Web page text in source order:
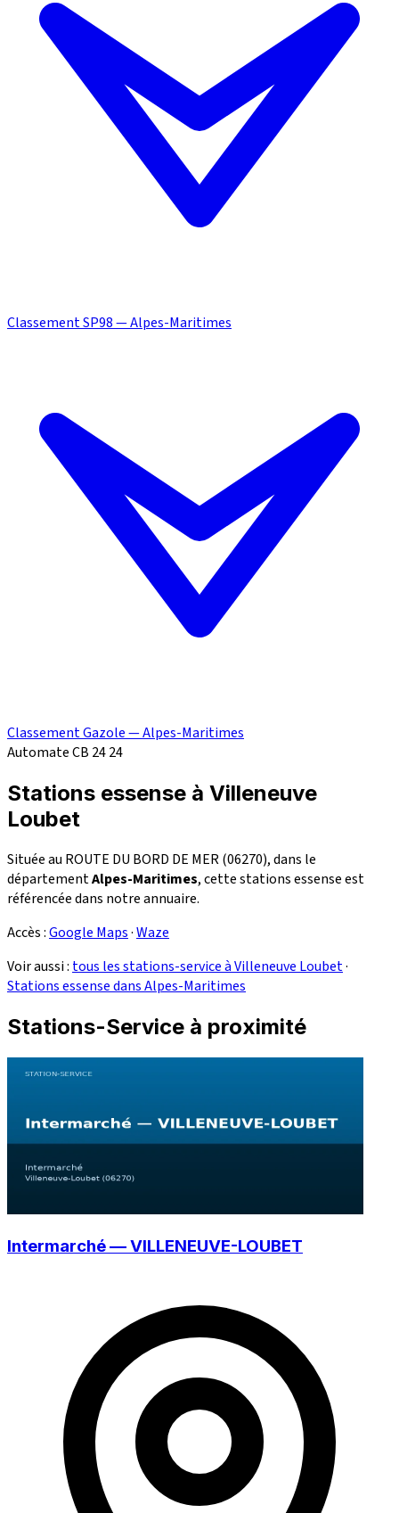
Classement SP98 — Alpes-Maritimes
Classement Gazole — Alpes-Maritimes
Automate CB 2424
Stations essense à Villeneuve
Loubet
Située au ROUTE DU BORD DE MER (06270), dans le
départementAlpes-Maritimes, cette stations essense est
référencée dans notre annuaire.
Accès :Google Maps·Waze
Voir aussi : tous les stations-service à Villeneuve Loubet·
Stations essense dans Alpes-Maritimes
Stations-Service à proximité
Intermarché — VILLENEUVE-LOUBET